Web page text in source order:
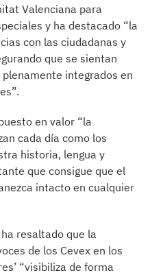
Valenciana para
y ha destacado “la
con las ciudadanas y
que se sientan
integrados en
en valor “la
cada día como los
historia, lengua y
que consigue que el
intacto en cualquier
resaltado que la
de los Cevex en los
“visibiliza de forma